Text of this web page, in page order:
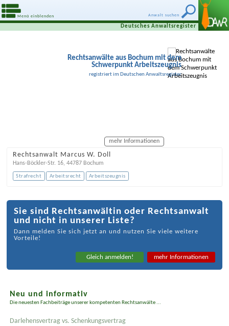
Anwalt suchen
Menü einblenden
Deutsches Anwaltsregister
Rechtsanwälte aus Bochum mit dem
Schwerpunkt Arbeitszeugnis
registriert im Deutschen Anwaltsregister
mehr Informationen
Rechtsanwalt Marcus W. Doll
Hans-Böckler-Str. 16, 44787 Bochum
Strafrecht Arbeitsrecht Arbeitszeugnis
Sie sind Rechtsanwältin oder Rechtsanwalt
und nicht in unserer Liste?
Dann melden Sie sich jetzt an und nutzen Sie viele weitere
Vorteile!
Gleich anmelden! mehr Informationen
Neu und informativ
Die neuesten Fachbeiträge unserer kompetenten Rechtsanwälte ...
Darlehensvertrag vs. Schenkungsvertrag